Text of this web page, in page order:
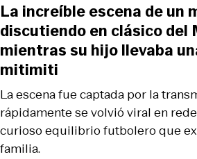
La escena fue captada por la
rápidamente se volvió viral en
curioso equilibrio futbolero que
familia.
La increíble escena de un
discutiendo en clásico del
mientras su hijo llevaba
mitimiti